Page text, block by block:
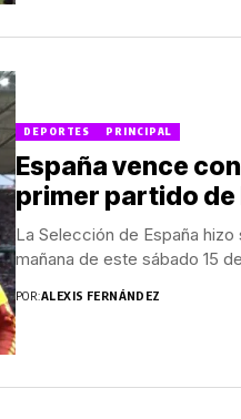
DEPORTES PRINCIPAL
España vence
primer partido de
La Selección de España
mañana de este sábado 15
POR:ALEXIS FERNÁNDEZ